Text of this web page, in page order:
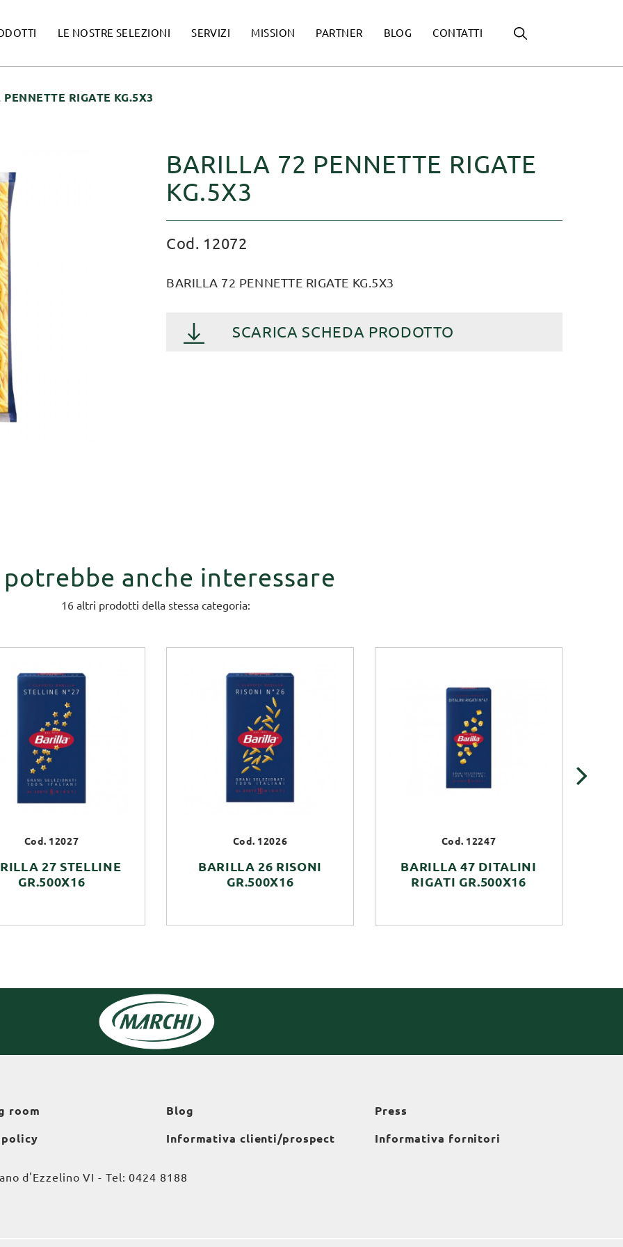
LE NOSTRE SELEZIONI SERVIZI MISSION PARTNER BLOG CONTATTI
RIGATE KG.5X3
BARILLA 72 PENNETTE RIGATE
KG.5X3
Cod. 12072
BARILLA 72 PENNETTE RIGATE KG.5X3
SCARICA SCHEDA PRODOTTO
potrebbe anche interessare
16 altri prodotti della stessa categoria:
Cod. 12027
27 STELLINE
GR.500X16
Cod. 12026
BARILLA 26 RISONI
GR.500X16
Cod. 12247
BARILLA 47 DITALINI
RIGATI GR.500X16
room
policy
Blog
Informativa clienti/prospect
Press
Informativa fornitori
d'Ezzelino VI - Tel:0424 8188